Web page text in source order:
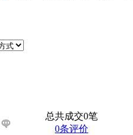
总共成交0笔
0条评价